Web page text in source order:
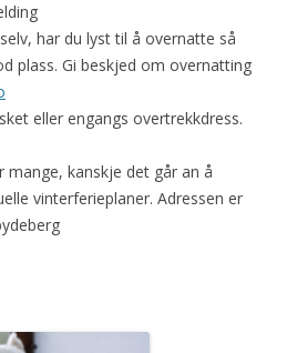
har du lyst til å overnatte så
plass. Gi beskjed om overnatting
eller engangs overtrekkdress.
mange, kanskje det går an å
vinterferieplaner. Adressen er